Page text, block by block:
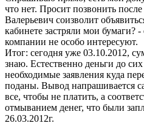
что нет. Просит позвонить
Валерьевич соизволит
кабинете застряли мои бумаги?
компании не особо интересуют.
Итог: сегодня уже 03.10.2012,
знаю. Естественно деньги до
необходимые заявления куда
поданы. Вывод напрашивается
все, чтобы не платить, а
отмыванием денег, что были
26.03.2012г.